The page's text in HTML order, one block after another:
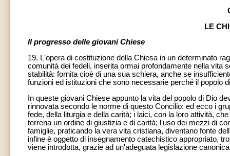
LE
Il progresso delle giovani Chiese
19. L'opera di costituzione della Chiesa in un determinato
comunità dei fedeli, inserita ormai profondamente nella vita
stabilità: fornita cioè di una sua schiera, anche se
funzioni ed istituzioni che sono necessarie perché il popolo
In queste giovani Chiese appunto la vita del popolo di Dio
rinnovata secondo le norme di questo Concilio: ed ecco i
fede, della liturgia e della carità; i laici, con la loro attività,
terrena un ordine di giustizia e di carità; l'uso dei mezzi di
famiglie, praticando la vera vita cristiana, diventano fonte
infine è oggetto di insegnamento catechistico appropriato,
viene introdotta, grazie ad un'adeguata legislazione